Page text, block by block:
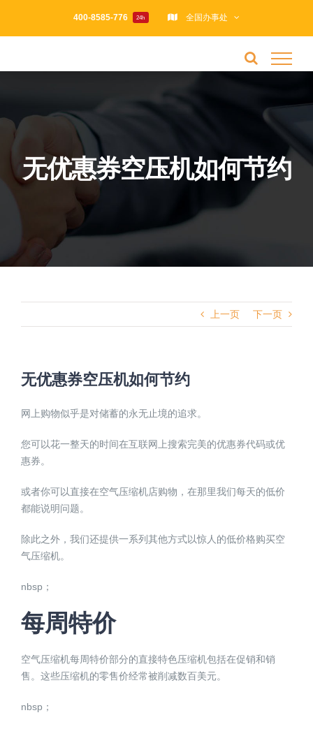
400-8585-776 24h 全国办事处
无优惠券空压机如何节约
上一页 下一页
无优惠券空压机如何节约
网上购物似乎是对储蓄的永无止境的追求。
您可以花一整天的时间在互联网上搜索完美的优惠券代码或优
惠券。
或者你可以直接在空气压缩机店购物，在那里我们每天的低价
都能说明问题。
除此之外，我们还提供一系列其他方式以惊人的低价格购买空
气压缩机。
nbsp；
每周特价
空气压缩机每周特价部分的直接特色压缩机包括在促销和销
售。这些压缩机的零售价经常被削减数百美元。
nbsp；